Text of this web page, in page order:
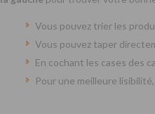
Vous pouvez trier les
Vous pouvez taper
En cochant les cases des
Pour une meilleure